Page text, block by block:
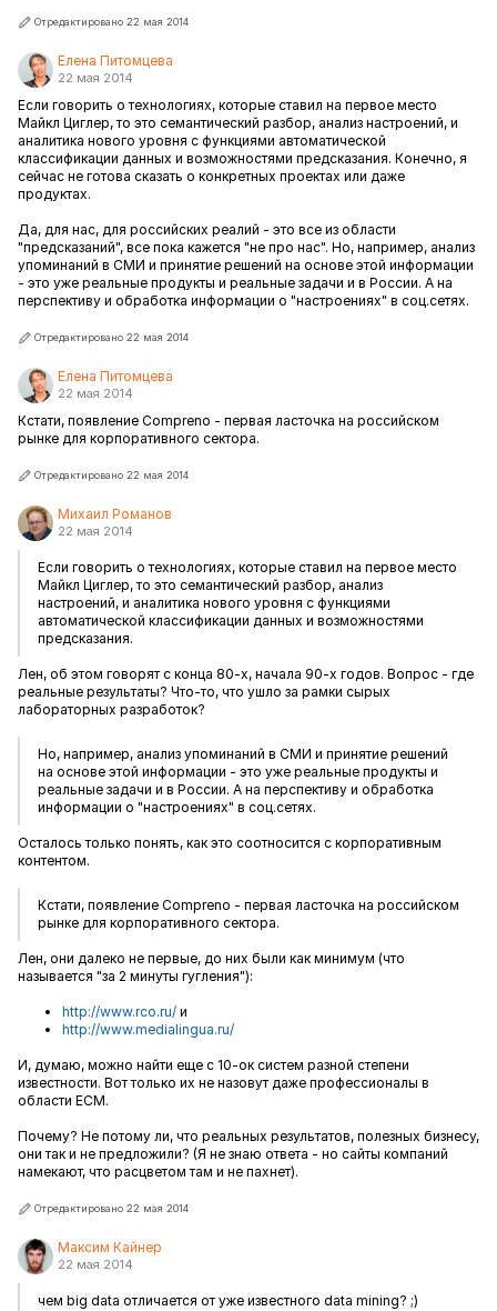
Отредактировано 22 мая 2014
Елена Питомцева
22 мая 2014
Если говорить о технологиях, которые ставил на первое место
Майкл Циглер, то это семантический разбор, анализ настроений, и
аналитика нового уровня с функциями автоматической
классификации данных и возможностями предсказания. Конечно, я
сейчас не готова сказать о конкретных проектах или даже
продуктах.
Да, для нас, для российских реалий - это все из области
"предсказаний", все пока кажется "не про нас". Но, например, анализ
упоминаний в СМИ и принятие решений на основе этой информации
- это уже реальные продукты и реальные задачи и в России. А на
перспективу и обработка информации о "настроениях" в соц.сетях.
Отредактировано 22 мая 2014
Елена Питомцева
22 мая 2014
Кстати, появление Compreno - первая ласточка на российском
рынке для корпоративного сектора.
Отредактировано 22 мая 2014
Михаил Романов
22 мая 2014
Если говорить о технологиях, которые ставил на первое место
Майкл Циглер, то это семантический разбор, анализ
настроений, и аналитика нового уровня с функциями
автоматической классификации данных и возможностями
предсказания.
Лен, об этом говорят с конца 80-х, начала 90-х годов. Вопрос - где
реальные результаты? Что-то, что ушло за рамки сырых
лабораторных разработок?
Но, например, анализ упоминаний в СМИ и принятие решений
на основе этой информации - это уже реальные продукты и
реальные задачи и в России. А на перспективу и обработка
информации о "настроениях" в соц.сетях.
Осталось только понять, как это соотносится с корпоративным
контентом.
Кстати, появление Compreno - первая ласточка на российском
рынке для корпоративного сектора.
Лен, они далеко не первые, до них были как минимум (что
называется "за 2 минуты гугления"):
http://www.rco.ru/ и
http://www.medialingua.ru/
И, думаю, можно найти еще с 10-ок систем разной степени
известности. Вот только их не назовут даже профессионалы в
области ECM.
Почему? Не потому ли, что реальных результатов, полезных бизнесу,
они так и не предложили? (Я не знаю ответа - но сайты компаний
намекают, что расцветом там и не пахнет).
Отредактировано 22 мая 2014
Максим Кайнер
22 мая 2014
чем big data отличается от уже известного data mining? ;)